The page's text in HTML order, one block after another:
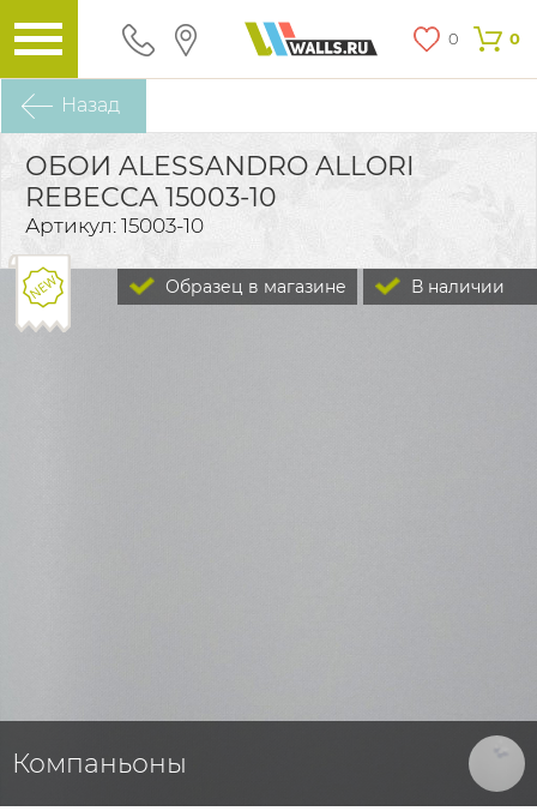
0 0
Назад
ОБОИ ALESSANDRO ALLORI
REBECCA 15003-10
Артикул: 15003-10
В наличии
Образец в магазине
Компаньоны